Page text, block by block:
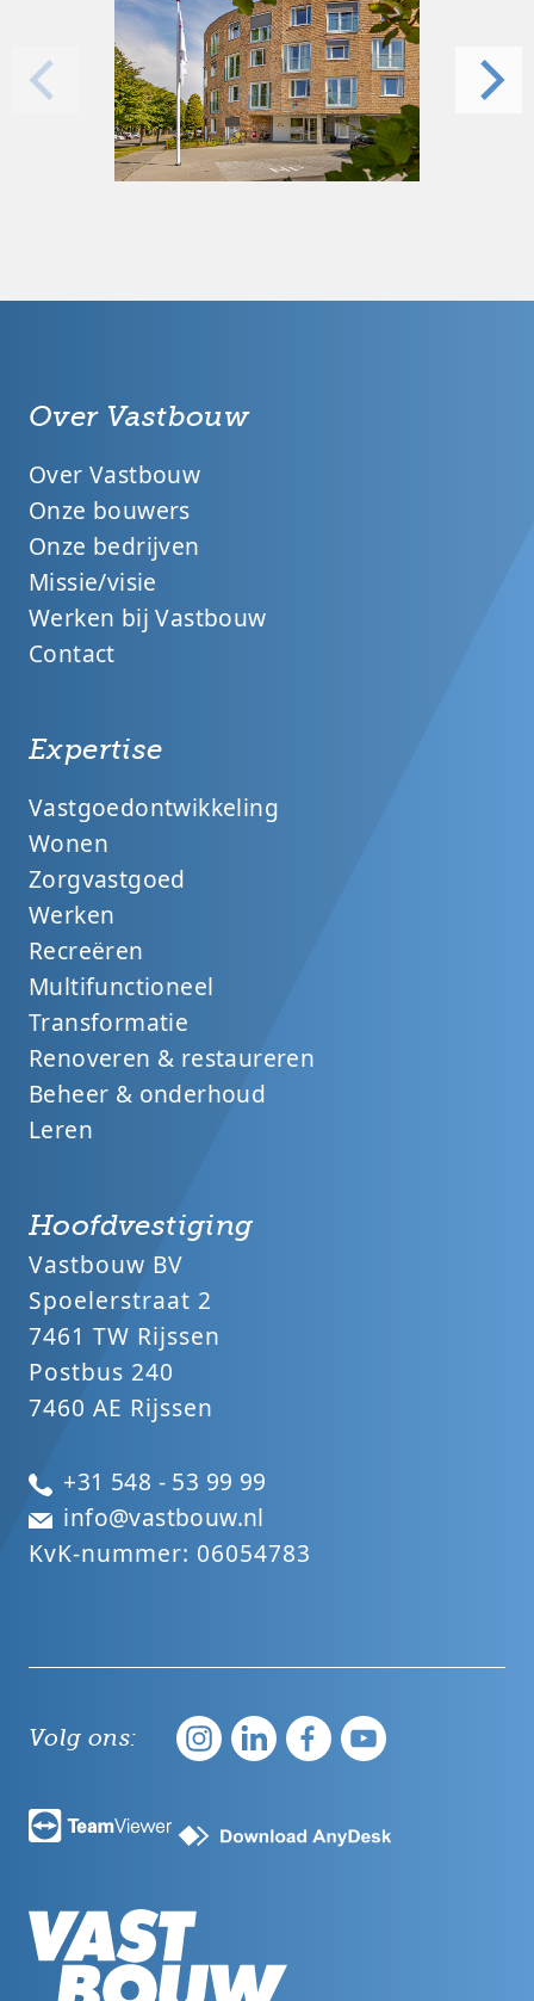
Over Vastbouw
Over Vastbouw
Onze bouwers
Onze bedrijven
Missie/visie
Werken bij Vastbouw
Contact
Expertise
Vastgoedontwikkeling
Wonen
Zorgvastgoed
Werken
Recreëren
Multifunctioneel
Transformatie
Renoveren & restaureren
Beheer & onderhoud
Leren
Hoofdvestiging
Vastbouw BV
Spoelerstraat 2
7461 TW Rijssen
Postbus 240
7460 AE Rijssen
+31 548 - 53 99 99
info@vastbouw.nl
KvK-nummer: 06054783
Volg ons: